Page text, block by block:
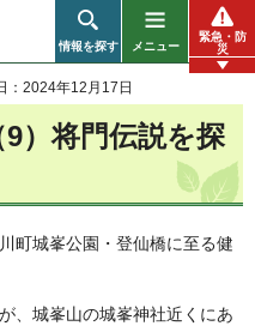
情報を探す メニュー
緊急・防
災
：2024年12月17日
）将門伝説を探
町城峯公園・登仙橋に至る健
、城峯山の城峯神社近くにあ